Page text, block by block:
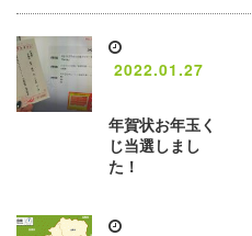
2022.01.27
年賀状お年玉く
じ当選しまし
た！